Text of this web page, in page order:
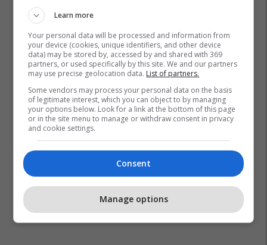
Learn more
Your personal data will be processed and information from
your device (cookies, unique identifiers, and other device
data) may be stored by, accessed by and shared with 369
partners, or used specifically by this site. We and our partners
may use precise geolocation data. List of partners.
Some vendors may process your personal data on the basis
of legitimate interest, which you can object to by managing
your options below. Look for a link at the bottom of this page
or in the site menu to manage or withdraw consent in privacy
and cookie settings.
Consent
Manage options